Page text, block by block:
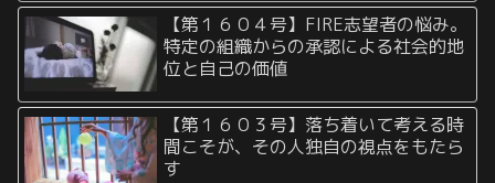
【第１６０４号】FIRE志望者の悩み。
特定の組織からの承認による社会的地
位と自己の価値
【第１６０３号】落ち着いて考える時
間こそが、その人独自の視点をもたら
す